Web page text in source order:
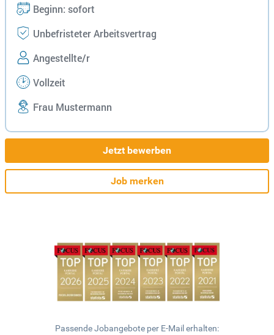
Beginn: sofort
Unbefristeter Arbeitsvertrag
Angestellte/r
Vollzeit
Frau Mustermann
Jetzt bewerben
Job merken
Passende Jobangebote per E-Mail erhalten: